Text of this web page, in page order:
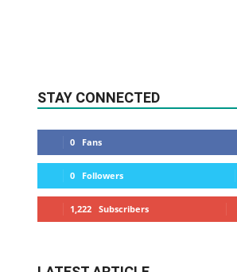
STAY CONNECTED
0 Fans
0 Followers
1,222 Subscribers